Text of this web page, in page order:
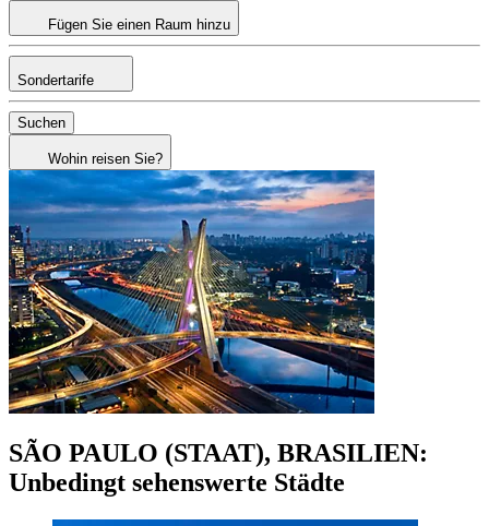
Fügen Sie einen Raum hinzu
Sondertarife
Suchen
Wohin reisen Sie?
SÃO PAULO (STAAT), BRASILIEN:
Unbedingt sehenswerte Städte